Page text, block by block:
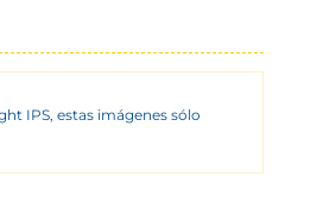
IPS, estas imágenes sólo